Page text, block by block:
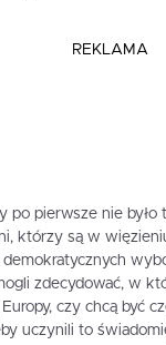
REKLAMA
po pierwsze nie
którzy są w
zdecydować, w
czy chcą być
uczynili to